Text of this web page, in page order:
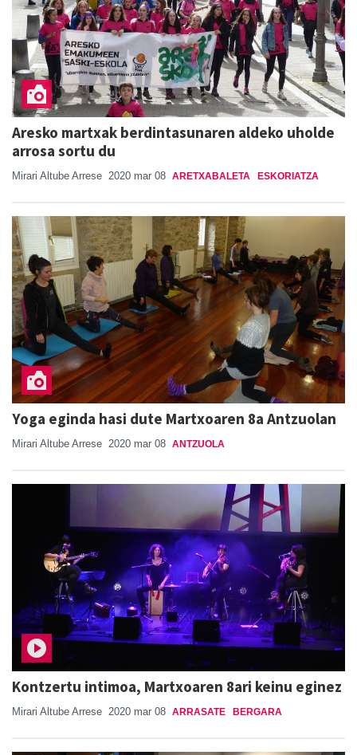
Aresko martxak berdintasunaren aldeko uholde
arrosa sortu du
Mirari Altube Arrese 2020 mar 08 ARETXABALETA ESKORIATZA
Yoga eginda hasi dute Martxoaren 8a Antzuolan
Mirari Altube Arrese 2020 mar 08 ANTZUOLA
Kontzertu intimoa, Martxoaren 8ari keinu eginez
Mirari Altube Arrese 2020 mar 08 ARRASATE BERGARA